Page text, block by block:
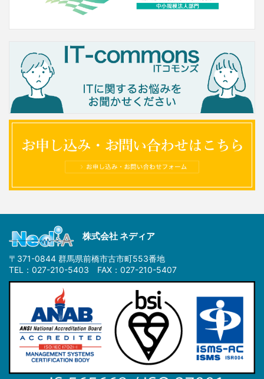
株式会社 ネディア
〒371-0844 群馬県前橋市古市町553番地
TEL：027-210-5403 FAX：027-210-5407